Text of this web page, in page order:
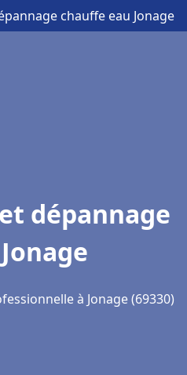
chauffe eau Jonage
dépannage
à Jonage (69330)